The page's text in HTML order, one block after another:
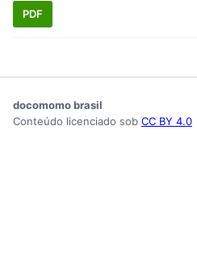
PDF
docomomo brasil
Conteúdo licenciado sob CC BY 4.0